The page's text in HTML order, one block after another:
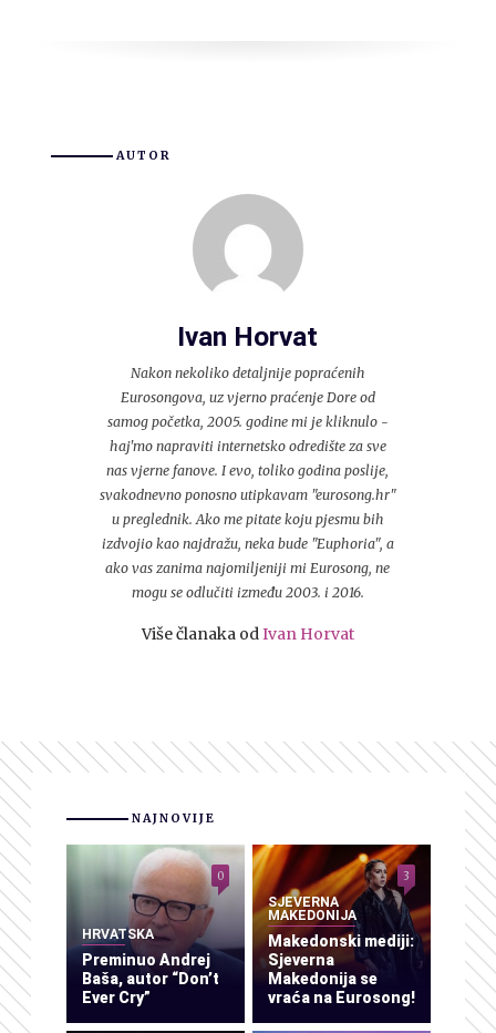
AUTOR
Ivan Horvat
Nakon nekoliko detaljnije popraćenih
Eurosongova, uz vjerno praćenje Dore od
samog početka, 2005. godine mi je kliknulo -
haj'mo napraviti internetsko odredište za sve
nas vjerne fanove. I evo, toliko godina poslije,
svakodnevno ponosno utipkavam "eurosong.hr"
u preglednik. Ako me pitate koju pjesmu bih
izdvojio kao najdražu, neka bude "Euphoria", a
ako vas zanima najomiljeniji mi Eurosong, ne
mogu se odlučiti između 2003. i 2016.
Više članaka od Ivan Horvat
NAJNOVIJE
HRVATSKA
Preminuo Andrej
Baša, autor “Don’t
Ever Cry”
0
SJEVERNA
MAKEDONIJA
Makedonski mediji:
Sjeverna
Makedonija se
vraća na Eurosong!
3